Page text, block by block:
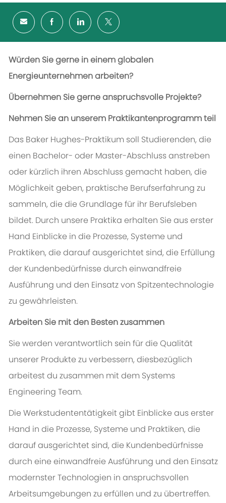
Würden Sie gerne in einem globalen
Energieunternehmen arbeiten?
Übernehmen Sie gerne anspruchsvolle Projekte?
Nehmen Sie an unserem Praktikantenprogramm teil
Das Baker Hughes-Praktikum soll Studierenden, die
einen Bachelor- oder Master-Abschluss anstreben
oder kürzlich ihren Abschluss gemacht haben, die
Möglichkeit geben, praktische Berufserfahrung zu
sammeln, die die Grundlage für ihr Berufsleben
bildet. Durch unsere Praktika erhalten Sie aus erster
Hand Einblicke in die Prozesse, Systeme und
Praktiken, die darauf ausgerichtet sind, die Erfüllung
der Kundenbedürfnisse durch einwandfreie
Ausführung und den Einsatz von Spitzentechnologie
zu gewährleisten.
Arbeiten Sie mit den Besten zusammen
Sie werden verantwortlich sein für die Qualität
unserer Produkte zu verbessern, diesbezüglich
arbeitest du zusammen mit dem Systems
Engineering Team.
Die Werkstudententätigkeit gibt Einblicke aus erster
Hand in die Prozesse, Systeme und Praktiken, die
darauf ausgerichtet sind, die Kundenbedürfnisse
durch eine einwandfreie Ausführung und den Einsatz
modernster Technologien in anspruchsvollen
Arbeitsumgebungen zu erfüllen und zu übertreffen.